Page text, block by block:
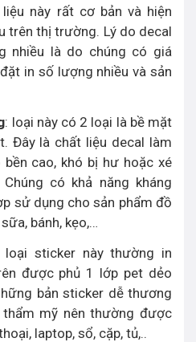
này rất cơ bản và hiện
trên thị trường. Lý do decal
nhiều là do chúng có giá
in số lượng nhiều và sản
: loại này có 2 loại là bề mặt
Đây là chất liệu decal làm
cao, khó bị hư hoặc xé
có khả năng kháng
sử dụng cho sản phẩm đồ
bánh, kẹo,…
loại sticker này thường in
được phủ 1 lớp pet dẻo
bản sticker dễ thương
mỹ nên thường được
laptop, sổ, cặp, tủ,..